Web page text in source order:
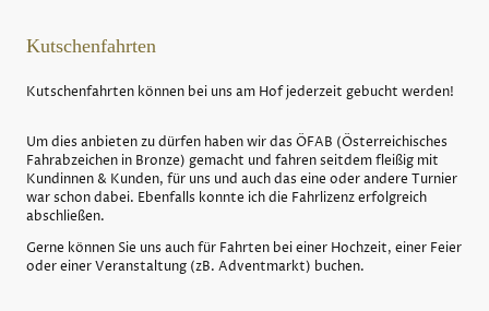
Kutschenfahrten
Kutschenfahrten können bei uns am Hof jederzeit gebucht werden!
Um dies anbieten zu dürfen haben wir das ÖFAB (Österreichisches
Fahrabzeichen in Bronze) gemacht und fahren seitdem fleißig mit
Kundinnen & Kunden, für uns und auch das eine oder andere Turnier
war schon dabei. Ebenfalls konnte ich die Fahrlizenz erfolgreich
abschließen.
Gerne können Sie uns auch für Fahrten bei einer Hochzeit, einer Feier
oder einer Veranstaltung (zB. Adventmarkt) buchen.